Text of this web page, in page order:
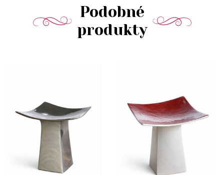
Podobné
produkty